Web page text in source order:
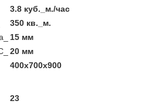
3.8 куб._м./час
350 кв._м.
15 мм
20 мм
400х700х900
23